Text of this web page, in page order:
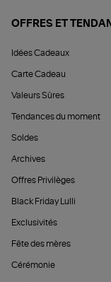
OFFRES ET
Idées Cadeaux
Carte Cadeau
Valeurs Sûres
Tendances du moment
Soldes
Archives
Offres Privilèges
Black Friday Lulli
Exclusivités
Fête des mères
Cérémonie